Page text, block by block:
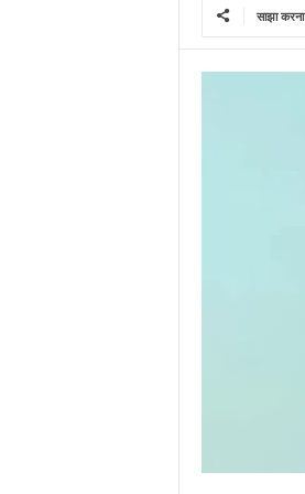
साझा करना